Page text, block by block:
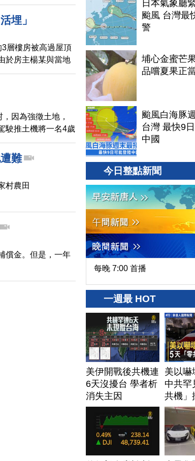
埋」
層樓房被高過屋頂
於房主楊某與當地
，至今已2年。
因為強徵土地，
駛推土機將一名4歲
後，徵地指揮者竟
難
村農田
償金。但是，一年
日本氣象廳
颱風 台灣最
警
埔心金蜜芒
品嚐夏果正
颱風白海豚
台灣 最快9
中國
今日整點新聞
每晚 7:00 首播
一週最 HOT
美伊開戰後共機連
6天沒擾台 學者析
消失主因
美以嚇
中共罕
共機」